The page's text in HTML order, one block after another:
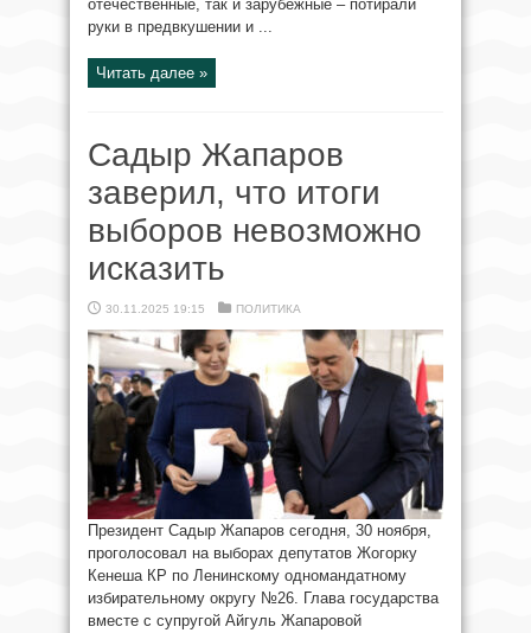
отечественные, так и зарубежные – потирали
руки в предвкушении и ...
Читать далее »
Садыр Жапаров
заверил, что итоги
выборов невозможно
исказить
30.11.2025 19:15 ПОЛИТИКА
Президент Садыр Жапаров сегодня, 30 ноября,
проголосовал на выборах депутатов Жогорку
Кенеша КР по Ленинскому одномандатному
избирательному округу №26. Глава государства
вместе с супругой Айгуль Жапаровой